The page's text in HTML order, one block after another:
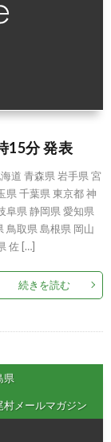
15分 発表
道 青森県 岩手県 宮
県 千葉県 東京都 神
阜県 静岡県 愛知県
鳥取県 島根県 岡山
佐 […]
続きを読む
県
村メールマガジン